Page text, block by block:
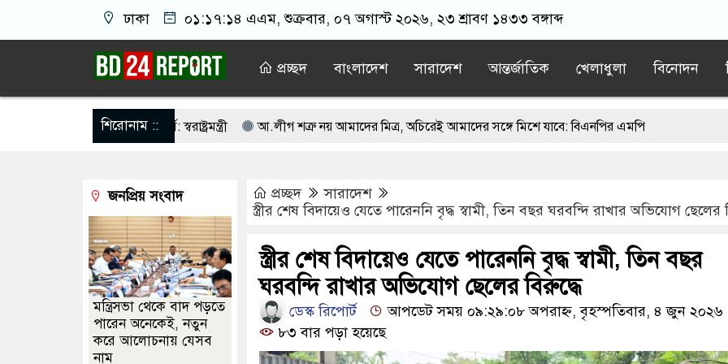
ঢাকা ০১:১৭:১৫ এএম, শুক্রবার, ০৭ অগাস্ট ২০২৬, ২৩ শ্রাবণ ১৪৩৩ বঙ্গাব্দ
প্রচ্ছদ বাংলাদেশ সারাদেশ আন্তর্জাতিক খেলাধুলা বিনোদন
শিরোনাম ::
করবে ট্রাস্কফোর্স: স্বরাষ্ট্রমন্ত্রী আ.লীগ শত্রু নয় আমাদের মিত্র, অচিরেই আমাদের সঙ্গে মিশে যাবে: বিএনপির এমপি
আহ্বান পানিসম্পদমন্ত্রীর ৮ দফা দাবিতে মেহেরপুরে জামায়াতের স্মারকলিপি
ওয়াসিম হালদার গ্রেপ্তার আওয়ামী লীগের ‘জঙ্গিবাদের ন্যারেটিভ’ পুরনো রাজনীতি : পররাষ্ট্র প্রতিমন্ত্রী
প্রকাশ, ভোট দেবেন ৩৪৯ এমপি
প্রচ্ছদ
সারাদেশ
স্ত্রীর শেষ বিদায়েও যেতে পারেননি বৃদ্ধ স্বামী, তিন বছর ঘরবন্দি রাখার অভিযোগ ছেলের
স্ত্রীর শেষ বিদায়েও যেতে পারেননি বৃদ্ধ স্বামী, তিন বছর
ঘরবন্দি রাখার অভিযোগ ছেলের বিরুদ্ধে
ডেস্ক রিপোর্ট
আপডেট সময় ০৯:২৯:০৮ অপরাহ্ন, বৃহস্পতিবার, ৪ জুন ২০২৬
৮৩ বার পড়া হয়েছে
জনপ্রিয় সংবাদ
মন্ত্রিসভা থেকে বাদ পড়তে
পারেন অনেকেই, নতুন
করে আলোচনায় যেসব
নাম